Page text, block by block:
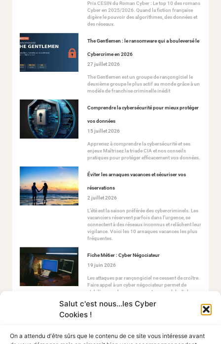
Salut c'est nous...les Cyber
Cookies !
On a attendu d'être sûrs que le contenu de ce site vous intéresse avant
Prix CESIN du Roman Cyber : Le top 10 des romans
Cyber en 2025/2026. Quand la fiction française
digère le pouvoir des algorithmes, des données et
des réseaux.
The Gentlemen : le ransomware qui a bouleversé le
Cybercrime en 2026
27 juillet 2026
The Gentlemen est un groupe de rançongiciel le
deuxième groupe le plus actif au monde grâce à un
modèle de franchise criminelle inédit
Comprendre la cybersécurité pour mieux protéger
vos données
15 juillet 2026
Apprenez à comprendre la cybersécurité et ses
enjeux Maîtrisez la triade CIA et nos conseils
pratiques pour protéger efficacement vos données.
Éviter les arnaques vacances et sécuriser vos
réservations
2 juillet 2026
L’été est la saison préférée des cybercriminels. Les
vacanciers réservent parfois dans l’urgence, se
connectent à des réseaux inconnus et relâchent leur
vigilance. Voici les 10 arnaques vacances les plus
fréquentes.
Fiche Métier : Cyber Négociateur
19 juin 2026
Les attaques par rançongiciel ne cessent de croître.
Faire appel à un cyber négociateur permet de
stabiliser ce chaos en ouvrant un canal de dialogue